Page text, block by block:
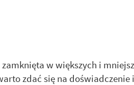
w większych i
zdać się na doświadczenie i